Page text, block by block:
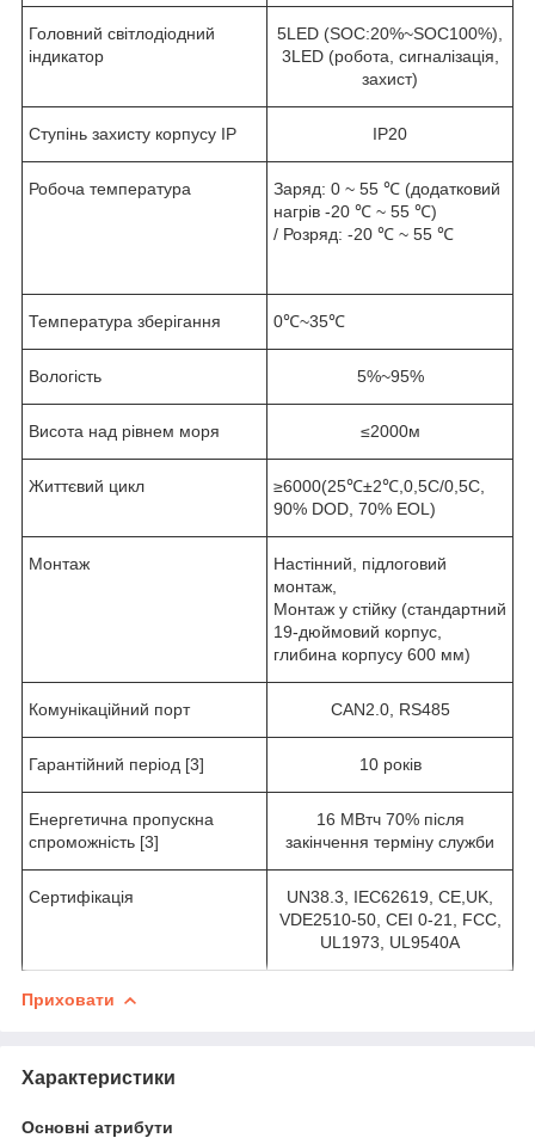
Головний світлодіодний
індикатор
5LED (SOC:20%~SOC100%),
3LED (робота, сигналізація,
захист)
Ступінь захисту корпусу IP IP20
Робоча температура
Заряд: 0 ~ 55 ℃ (додатковий
нагрів -20 ℃ ~ 55 ℃)
/ Розряд: -20 ℃ ~ 55 ℃
Температура зберігання 0℃~35℃
Вологість 5%~95%
Висота над рівнем моря ≤2000м
Життєвий цикл
≥6000(25℃±2℃,0,5C/0,5C,
90% DOD, 70% EOL)
Монтаж
Настінний, підлоговий
монтаж,
Монтаж у стійку (стандартний
19-дюймовий корпус,
глибина корпусу 600 мм)
Комунікаційний порт CAN2.0, RS485
Гарантійний період [3] 10 років
Енергетична пропускна
спроможність [3]
16 МВтч 70% після
закінчення терміну служби
Сертифікація
UN38.3, IEC62619, CE,UK,
VDE2510-50, CEI 0-21, FCC,
UL1973, UL9540A
Приховати
Характеристики
Основні атрибути